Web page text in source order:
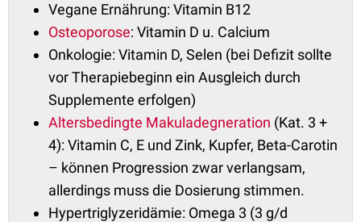
Vegane Ernährung: Vitamin B12
Osteoporose: Vitamin D u. Calcium
Onkologie: Vitamin D, Selen (bei Defizit sollte
vor Therapiebeginn ein Ausgleich durch
Supplemente erfolgen)
Altersbedingte Makuladegneration (Kat. 3 +
4): Vitamin C, E und Zink, Kupfer, Beta-Carotin
– können Progression zwar verlangsam,
allerdings muss die Dosierung stimmen.
Hypertriglyzeridämie: Omega 3 (3 g/d